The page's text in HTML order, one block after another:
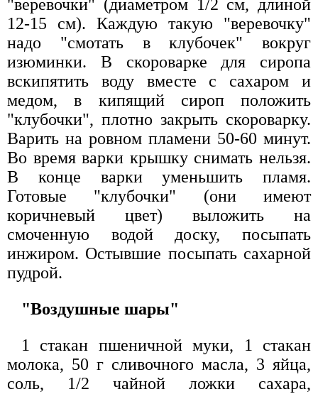
"веревочки" (диаметром 1/2 см, длиной
12-15 см). Каждую такую "веревочку"
надо "смотать в клубочек" вокруг
изюминки. В скороварке для сиропа
вскипятить воду вместе с сахаром и
медом, в кипящий сироп положить
"клубочки", плотно закрыть скороварку.
Варить на ровном пламени 50-60 минут.
Во время варки крышку снимать нельзя.
В конце варки уменьшить пламя.
Готовые "клубочки" (они имеют
коричневый цвет) выложить на
смоченную водой доску, посыпать
инжиром. Остывшие посыпать сахарной
пудрой.
"Воздушные шары"
1 стакан пшеничной муки, 1 стакан
молока, 50 г сливочного масла, 3 яйца,
соль, 1/2 чайной ложки сахара,